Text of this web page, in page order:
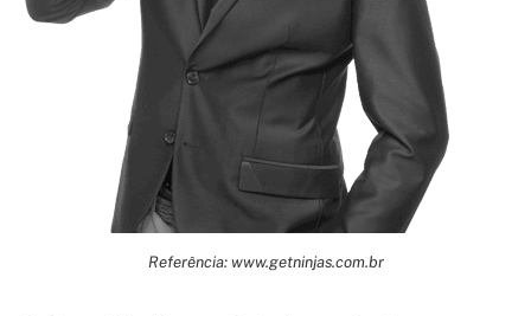
Referência: www.getninjas.com.br